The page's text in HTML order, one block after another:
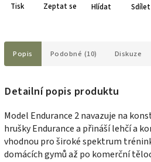
Tisk Zeptat se Hlídat Sdílet
Popis Podobné (10) Diskuze
Detailní popis produktu
Model Endurance 2 navazuje na
hrušky Endurance a přináší lehčí a
vhodnou pro široké spektrum
domácích gymů až po komerční